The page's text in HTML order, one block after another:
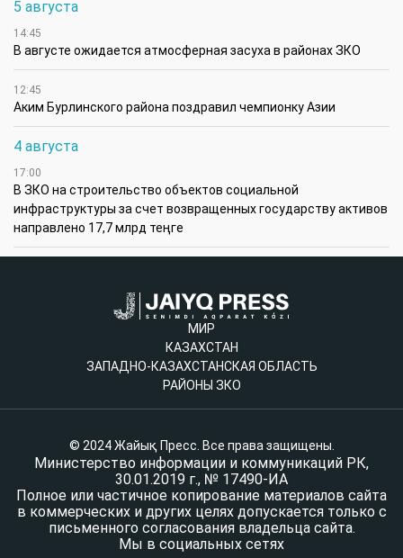
5 августа
14:45
В августе ожидается атмосферная засуха в районах ЗКО
12:45
Аким Бурлинского района поздравил чемпионку Азии
4 августа
17:00
В ЗКО на строительство объектов социальной
инфраструктуры за счет возвращенных государству активов
направлено 17,7 млрд теңге
МИР
КАЗАХСТАН
ЗАПАДНО-КАЗАХСТАНСКАЯ ОБЛАСТЬ
РАЙОНЫ ЗКО
© 2024 Жайық Пресс. Все права защищены.
Министерство информации и коммуникаций РК,
30.01.2019 г., № 17490-ИА
Полное или частичное копирование материалов сайта
в коммерческих и других целях допускается только с
письменного согласования владельца сайта.
Мы в социальных сетях